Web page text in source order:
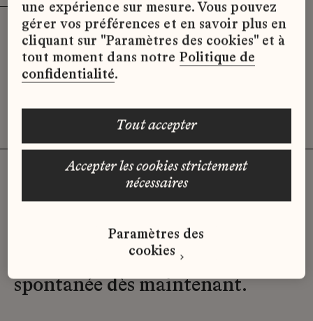
Désolé, il semble qu’il n’y ait pas
d’offres d’emploi disponibles pour le
moment.
qui correspond à votre profil ?
Envoyez-nous votre candidature
spontanée dès maintenant.
une expérience sur mesure. Vous pouvez
gérer vos préférences et en savoir plus en
cliquant sur "Paramètres des cookies" et à
tout moment dans notre Politique de
confidentialité.
accepter les cookies strictement
nécessaires
tout accepter
Paramètres des
cookies